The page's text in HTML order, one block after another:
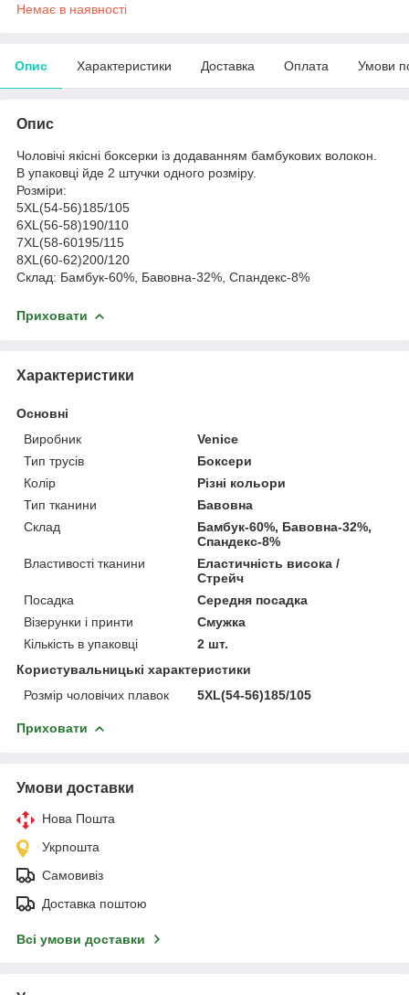
Немає в наявності
Опис Характеристики Доставка Оплата Умови
Опис
Чоловічі якісні боксерки із додаванням бамбукових волокон.
В упаковці йде 2 штучки одного розміру.
Розміри:
5XL(54-56)185/105
6XL(56-58)190/110
7XL(58-60195/115
8XL(60-62)200/120
Склад: Бамбук-60%, Бавовна-32%, Спандекс-8%
Приховати
Характеристики
Основні
Виробник
Venice
Тип трусів
Боксери
Колір
Різні кольори
Тип тканини
Бавовна
Склад
Бамбук-60%, Бавовна-32%,
Спандекс-8%
Властивості тканини
Еластичність висока /
Стрейч
Посадка
Середня посадка
Візерунки і принти
Смужка
Кількість в упаковці
2 шт.
Користувальницькі характеристики
Розмір чоловічих плавок
5XL(54-56)185/105
Приховати
Умови доставки
Нова Пошта
Укрпошта
Самовивіз
Доставка поштою
Всі умови доставки